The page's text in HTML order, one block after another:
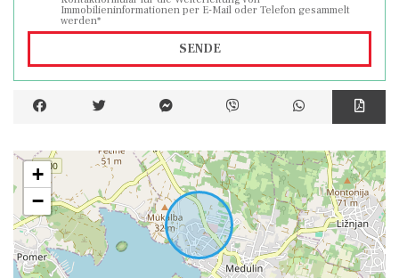
Immobilieninformationen per E-Mail oder Telefon gesammelt
werden*
SENDE
+
−